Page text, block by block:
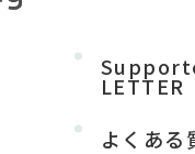
LETTER
よくある